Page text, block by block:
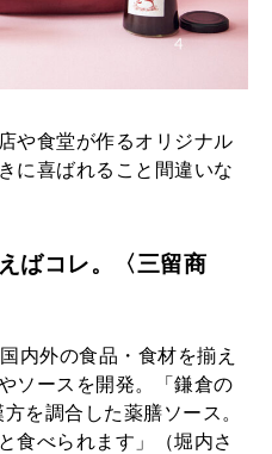
や食堂が作るオリジナル
に喜ばれること間違いな
ばコレ。〈三留商
内外の食品・食材を揃え
ソースを開発。「鎌倉の
を調合した薬膳ソース。
食べられます」（堀内さ